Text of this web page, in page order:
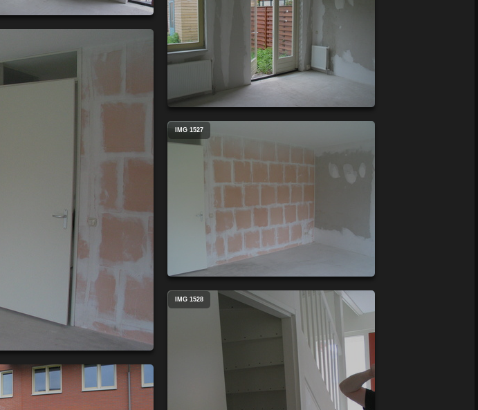
IMG 1527
IMG 1528